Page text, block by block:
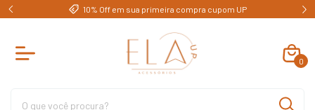
10% Off em sua primeira compra cupom UP
0